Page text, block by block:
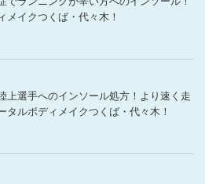
メイクつくば・代々木！
上選手へのインソール処方！より速く走
タルボディメイクつくば・代々木！